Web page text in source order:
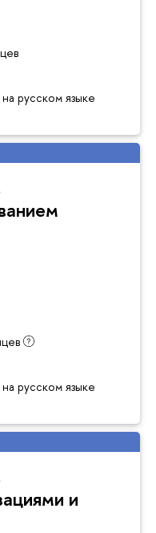
русском языке
русском языке
и